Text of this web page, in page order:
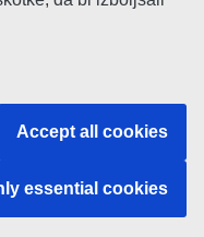
Accept all cookies
essential cookies